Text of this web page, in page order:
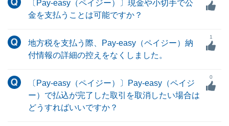
〔Pay-easy（ペイジー）〕現金や小切手で公
金を支払うことは可能ですか？
地方税を支払う際、Pay-easy（ペイジー）納
付情報の詳細の控えをなくしました。
1
〔Pay-easy（ペイジー）〕Pay-easy（ペイジ
ー）で払込が完了した取引を取消したい場合は
どうすればいいですか？
0